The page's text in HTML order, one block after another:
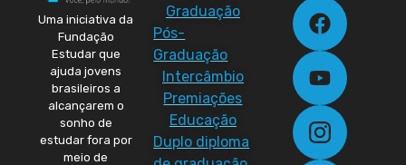
Uma iniciativa da
Fundação
Estudar que
ajuda jovens
brasileiros a
alcançarem o
sonho de
estudar fora por
meio de
Graduação
Pós-
Graduação
Intercâmbio
Premiações
Educação
Duplo diploma